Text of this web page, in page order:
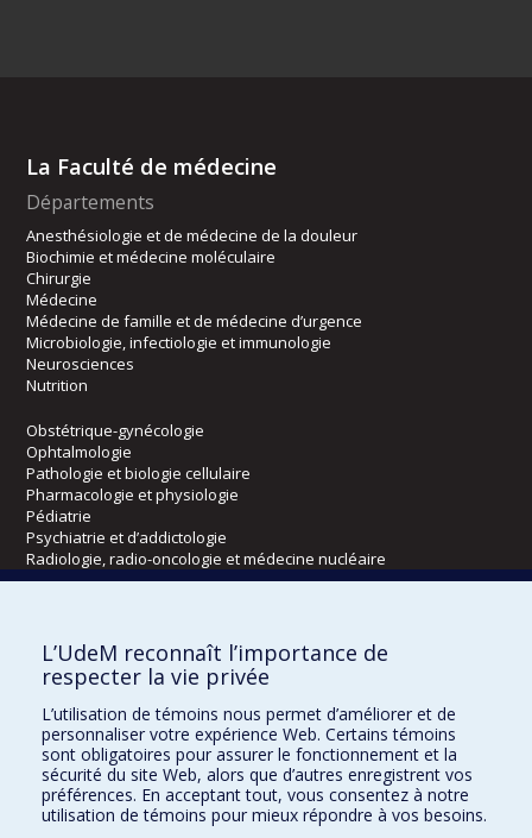
La Faculté de médecine
Départements
Anesthésiologie et de médecine de la douleur
Biochimie et médecine moléculaire
Chirurgie
Médecine
Médecine de famille et de médecine d’urgence
Microbiologie, infectiologie et immunologie
Neurosciences
Nutrition
Obstétrique-gynécologie
Ophtalmologie
Pathologie et biologie cellulaire
Pharmacologie et physiologie
Pédiatrie
Psychiatrie et d’addictologie
Radiologie, radio-oncologie et médecine nucléaire
Écoles
Kinésiologie et des sciences de l’activité physique
Orthophonie et audiologie
Réadaptation
Directions
DPC
CPASS
L’UdeM reconnaît l’importance de
respecter la vie privée
L’utilisation de témoins nous permet d’améliorer et de
personnaliser votre expérience Web. Certains témoins
sont obligatoires pour assurer le fonctionnement et la
sécurité du site Web, alors que d’autres enregistrent vos
préférences. En acceptant tout, vous consentez à notre
utilisation de témoins pour mieux répondre à vos besoins.